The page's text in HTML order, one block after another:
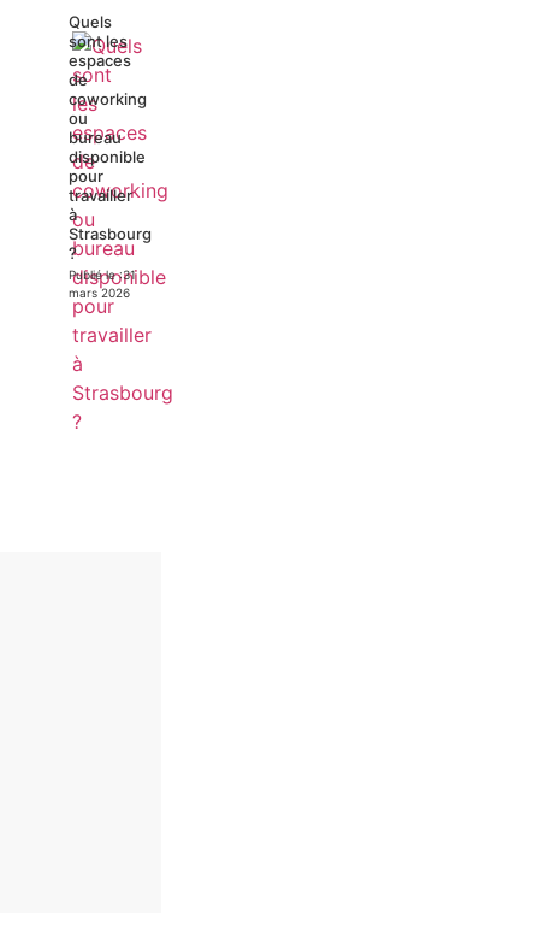
Quels
sont les
espaces
de
coworking
ou
bureau
disponible
pour
travailler
à
Strasbourg
?
Publié le :31
mars 2026